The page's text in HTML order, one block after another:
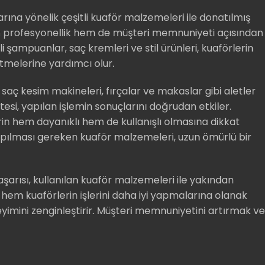
yönelik çeşitli kuaför malzemeleri ile donatılmış
profesyonellik hem de müşteri memnuniyeti açısından
şampuanlar, saç kremleri ve stil ürünleri, kuaförlerin
yardımcı olur.
saç kesim makineleri, fırçalar ve makaslar gibi aletler
yapılan işlemin sonuçlarını doğrudan etkiler.
dayanıklı hem de kullanışlı olmasına dikkat
gereken kuaför malzemeleri, uzun ömürlü bir
kullanılan kuaför malzemeleri ile yakından
kuaförlerin işlerini daha iyi yapmalarına olanak
zenginleştirir. Müşteri memnuniyetini artırmak ve